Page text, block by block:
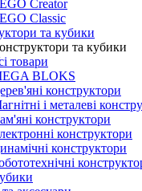
Creator
Classic
та кубики
та кубики
товари
BLOKS
конструктори
і металеві
конструктори
конструктори
конструктори